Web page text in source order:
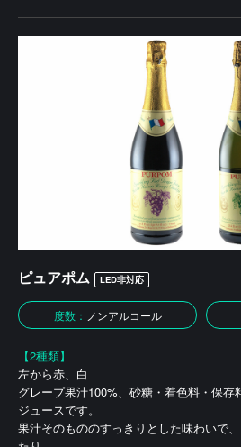
ピュアポム LED非対応
度数： ノンアルコール
【2種類】
左から赤、白
グレープ果汁100%、砂糖・着色料・保
ジュースです。
果汁そのもののすっきりとした味わいで